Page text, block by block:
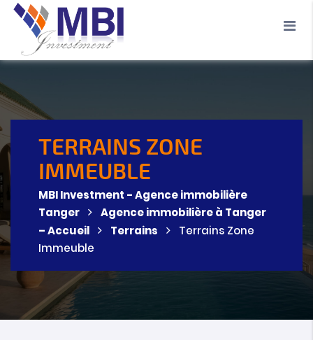
Terrains Location de Vacances
TERRAINS ZONE
IMMEUBLE
MBI Investment - Agence immobilière
Tanger
Agence immobilière à Tanger
– Accueil
Terrains
Terrains Zone
Immeuble